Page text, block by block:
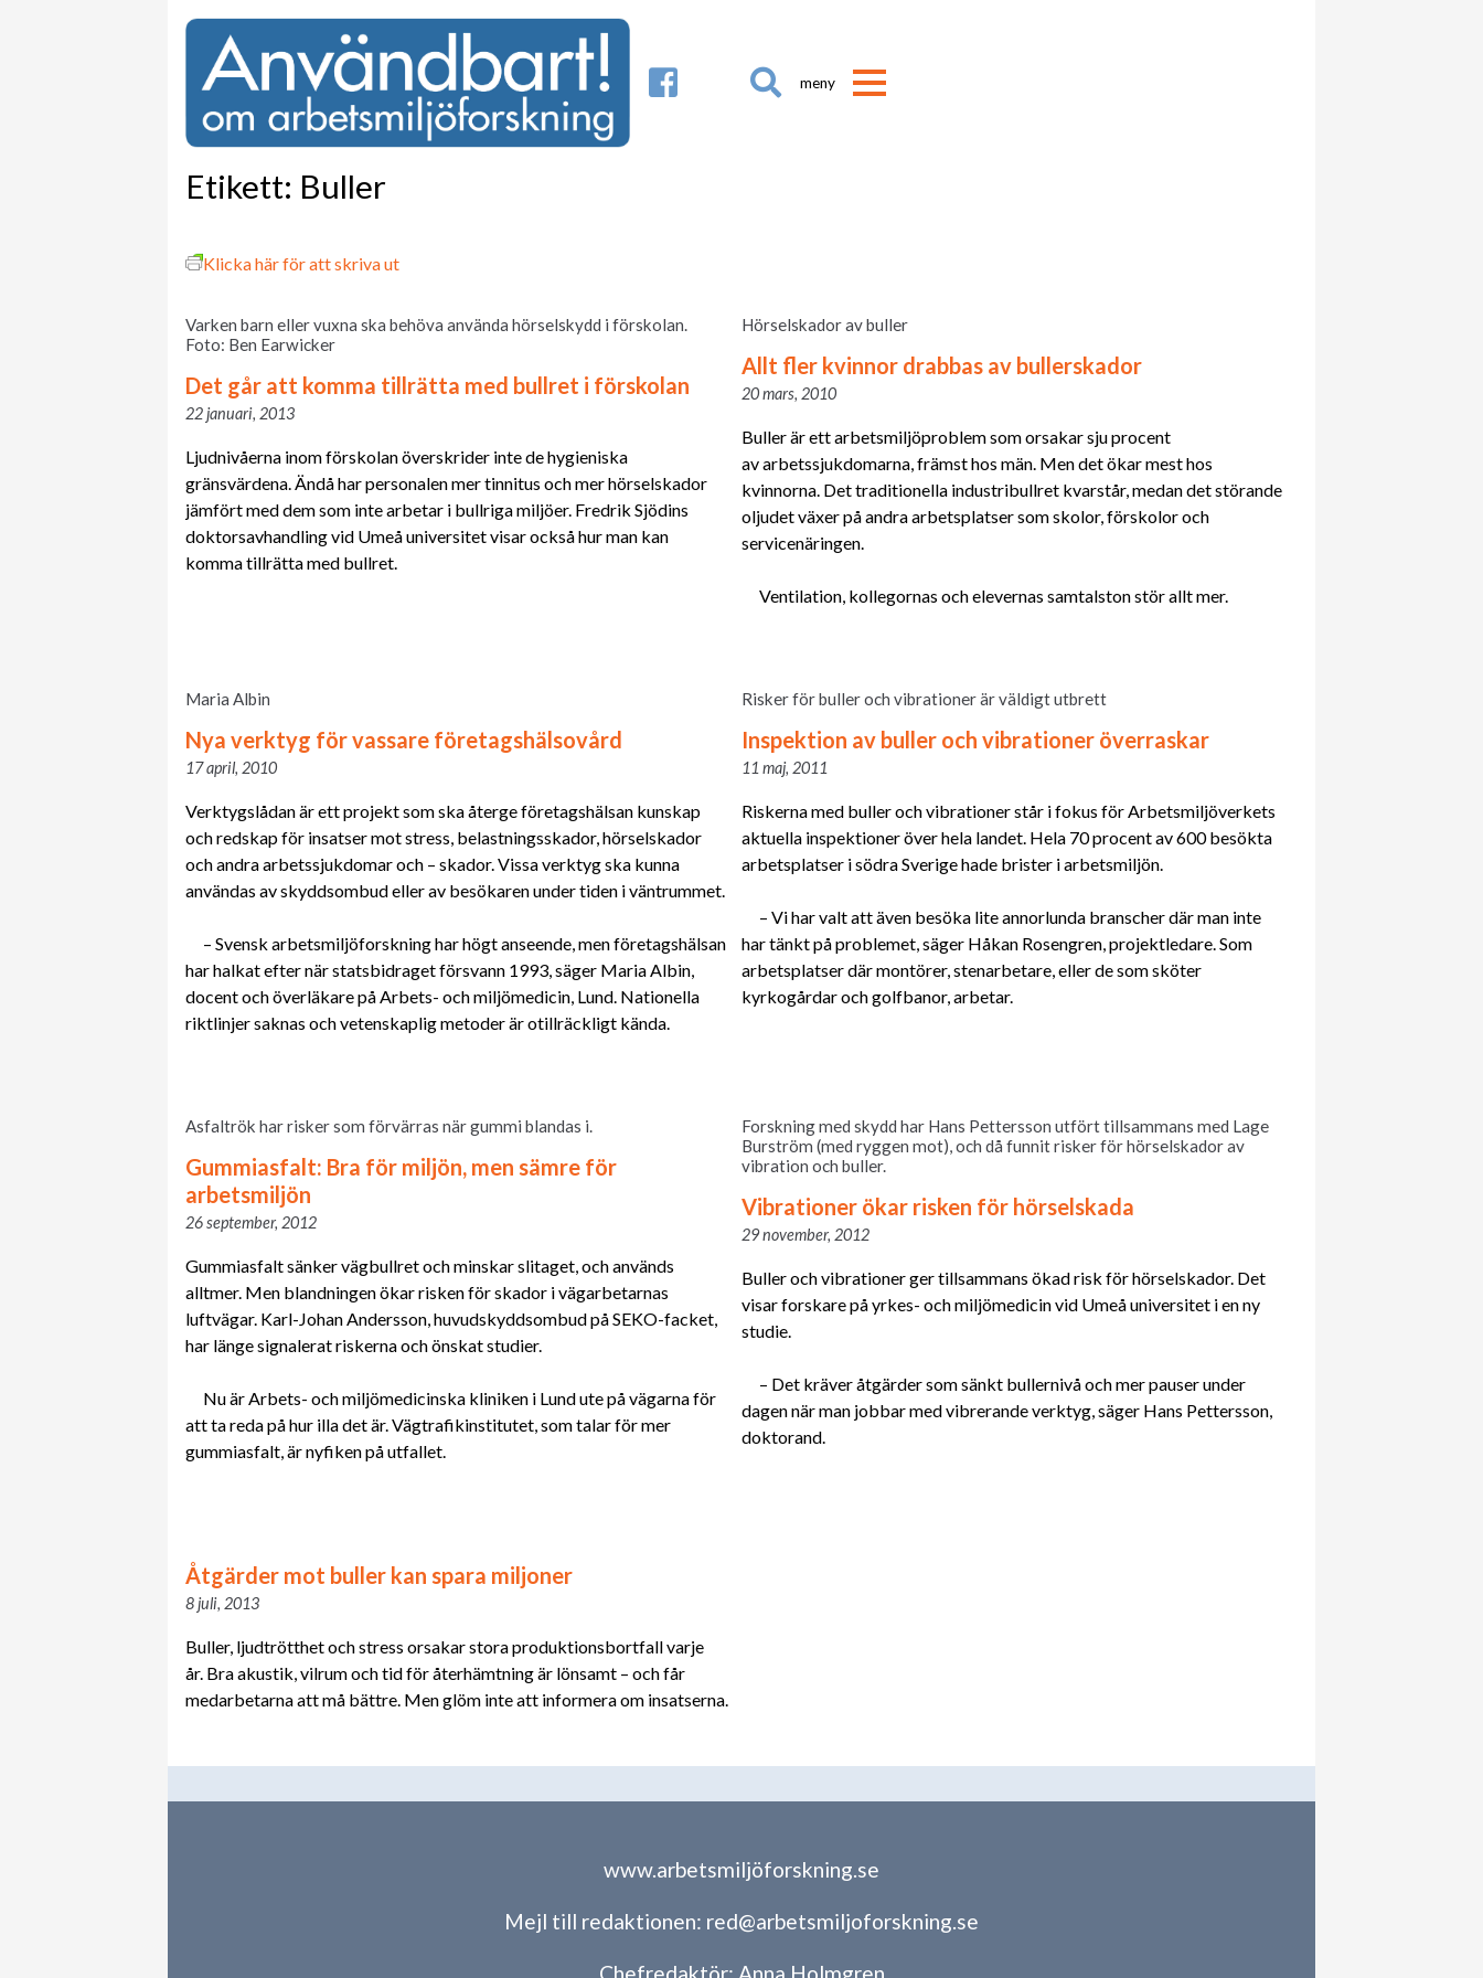

Etikett: Buller
Klicka här för att skriva ut
Varken barn eller vuxna ska behöva använda hörselskydd i förskolan.
Foto: Ben Earwicker
Det går att komma tillrätta med bullret i förskolan
22 januari, 2013
Ljudnivåerna inom förskolan överskrider inte de hygieniska
gränsvärdena. Ändå har personalen mer tinnitus och mer hörselskador
jämfört med dem som inte arbetar i bullriga miljöer. Fredrik Sjödins
doktorsavhandling vid Umeå universitet visar också hur man kan
komma tillrätta med bullret.
Hörselskador av buller
Allt fler kvinnor drabbas av bullerskador
20 mars, 2010
Buller är ett arbetsmiljöproblem som orsakar sju procent
av arbetssjukdomarna, främst hos män. Men det ökar mest hos
kvinnorna. Det traditionella industribullret kvarstår, medan det störande
oljudet växer på andra arbetsplatser som skolor, förskolor och
servicenäringen.
Ventilation, kollegornas och elevernas samtalston stör allt mer.
Maria Albin
Nya verktyg för vassare företagshälsovård
17 april, 2010
Verktygslådan är ett projekt som ska återge företagshälsan kunskap
och redskap för insatser mot stress, belastningsskador, hörselskador
och andra arbetssjukdomar och – skador. Vissa verktyg ska kunna
användas av skyddsombud eller av besökaren under tiden i väntrummet.
– Svensk arbetsmiljöforskning har högt anseende, men företagshälsan
har halkat efter när statsbidraget försvann 1993, säger Maria Albin,
docent och överläkare på Arbets- och miljömedicin, Lund. Nationella
riktlinjer saknas och vetenskaplig metoder är otillräckligt kända.
Risker för buller och vibrationer är väldigt utbrett
Inspektion av buller och vibrationer överraskar
11 maj, 2011
Riskerna med buller och vibrationer står i fokus för Arbetsmiljöverkets
aktuella inspektioner över hela landet. Hela 70 procent av 600 besökta
arbetsplatser i södra Sverige hade brister i arbetsmiljön.
– Vi har valt att även besöka lite annorlunda branscher där man inte
har tänkt på problemet, säger Håkan Rosengren, projektledare. Som
arbetsplatser där montörer, stenarbetare, eller de som sköter
kyrkogårdar och golfbanor, arbetar.
Asfaltrök har risker som förvärras när gummi blandas i.
Gummiasfalt: Bra för miljön, men sämre för
arbetsmiljön
26 september, 2012
Gummiasfalt sänker vägbullret och minskar slitaget, och används
alltmer. Men blandningen ökar risken för skador i vägarbetarnas
luftvägar. Karl-Johan Andersson, huvudskyddsombud på SEKO-facket,
har länge signalerat riskerna och önskat studier.
Nu är Arbets- och miljömedicinska kliniken i Lund ute på vägarna för
att ta reda på hur illa det är. Vägtrafikinstitutet, som talar för mer
gummiasfalt, är nyfiken på utfallet.
Forskning med skydd har Hans Pettersson utfört tillsammans med Lage
Burström (med ryggen mot), och då funnit risker för hörselskador av
vibration och buller.
Vibrationer ökar risken för hörselskada
29 november, 2012
Buller och vibrationer ger tillsammans ökad risk för hörselskador. Det
visar forskare på yrkes- och miljömedicin vid Umeå universitet i en ny
studie.
– Det kräver åtgärder som sänkt bullernivå och mer pauser under
dagen när man jobbar med vibrerande verktyg, säger Hans Pettersson,
doktorand.
Åtgärder mot buller kan spara miljoner
8 juli, 2013
Buller, ljudtrötthet och stress orsakar stora produktionsbortfall varje
år. Bra akustik, vilrum och tid för återhämtning är lönsamt – och får
medarbetarna att må bättre. Men glöm inte att informera om insatserna.
www.arbetsmiljöforskning.se
Mejl till redaktionen: red@arbetsmiljoforskning.se